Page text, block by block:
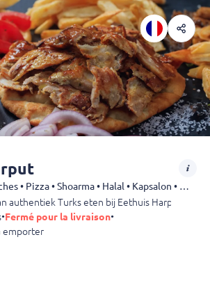
Grillroom • Sandwiches • Pizza • Shoarma • Halal • Kapsalon • Döner • Wraps • Dürüm • Kebab • Drinks
authentiek Turks eten bij Eethuis Harput in
•Fermé pour la livraison•
emporter